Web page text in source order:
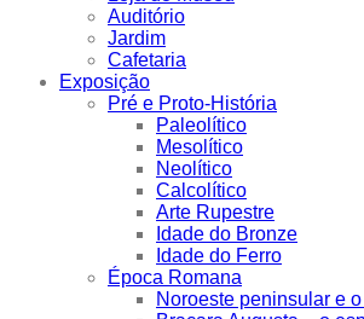
Auditório
Jardim
Cafetaria
Exposição
Pré e Proto-História
Paleolítico
Mesolítico
Neolítico
Calcolítico
Arte Rupestre
Idade do Bronze
Idade do Ferro
Época Romana
Noroeste peninsular e